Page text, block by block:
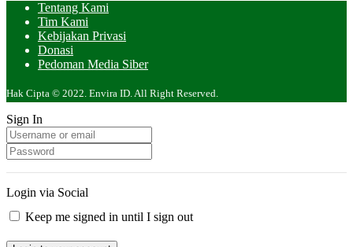
Tentang Kami
Tim Kami
Kebijakan Privasi
Donasi
Pedoman Media Siber
Hak Cipta © 2022. Envira ID. All Right Reserved.
Sign In
Login via Social
Keep me signed in until I sign out